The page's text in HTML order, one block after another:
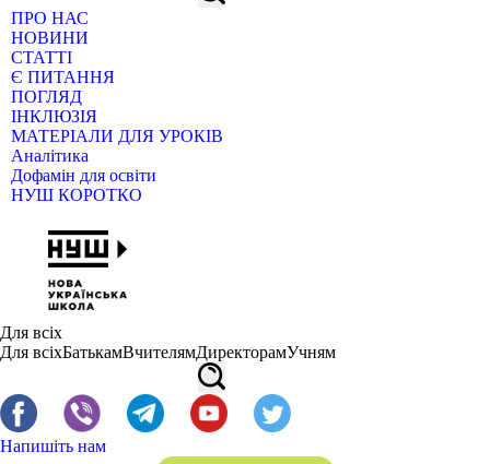
ПРО НАС
НОВИНИ
СТАТТІ
Є ПИТАННЯ
ПОГЛЯД
ІНКЛЮЗІЯ
МАТЕРІАЛИ ДЛЯ УРОКІВ
Аналітика
Дофамін для освіти
НУШ КОРОТКО
Для всіх
Для всіхБатькамВчителямДиректорамУчням
Напишіть нам